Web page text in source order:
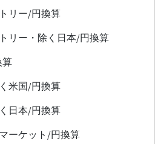
リー/円換算
リー・除く日本/円換算
算
米国/円換算
日本/円換算
ーケット/円換算